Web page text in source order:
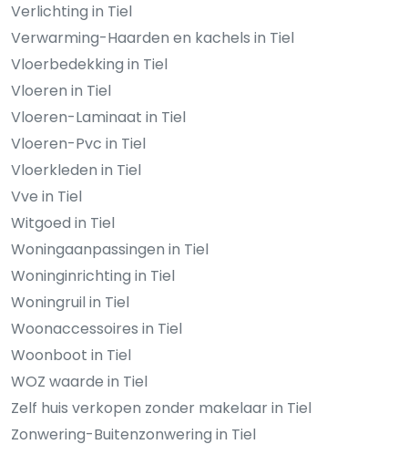
Verlichting in Tiel
Verwarming-Haarden en kachels in Tiel
Vloerbedekking in Tiel
Vloeren in Tiel
Vloeren-Laminaat in Tiel
Vloeren-Pvc in Tiel
Vloerkleden in Tiel
Vve in Tiel
Witgoed in Tiel
Woningaanpassingen in Tiel
Woninginrichting in Tiel
Woningruil in Tiel
Woonaccessoires in Tiel
Woonboot in Tiel
WOZ waarde in Tiel
Zelf huis verkopen zonder makelaar in Tiel
Zonwering-Buitenzonwering in Tiel